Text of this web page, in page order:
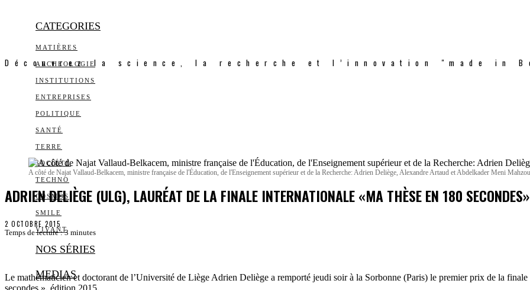
CATEGORIES
MATIÈRES
ARCHEOLOGIE
INSTITUTIONS
ENTREPRISES
POLITIQUE
SANTÉ
TERRE
SOCIÉTÉ
TECHNO
COSMOS
SMILE
VIVANT
NOS SÉRIES
MEDIAS
Découvrez la science, la recherche et l’innovation "made in
A côté de Najat Vallaud-Belkacem, ministre française de l'Éducation, de l'Enseignement supérieur et de la Recherche: Adrien Deliège, Alexandre Artaud et Abdelkader Meni
ADRIEN DELIÈGE (ULG), LAURÉAT DE LA FINALE INTERNATIONALE «MA THÈSE EN 180 SECONDES»
2 OCTOBRE 2015
Temps de lecture :3 minutes
Le mathématicien et doctorant de l’Université de Liège Adrien Deliège a remporté jeudi soir à la Sorbonne (Paris) le premier prix de la
secondes », édition 2015.